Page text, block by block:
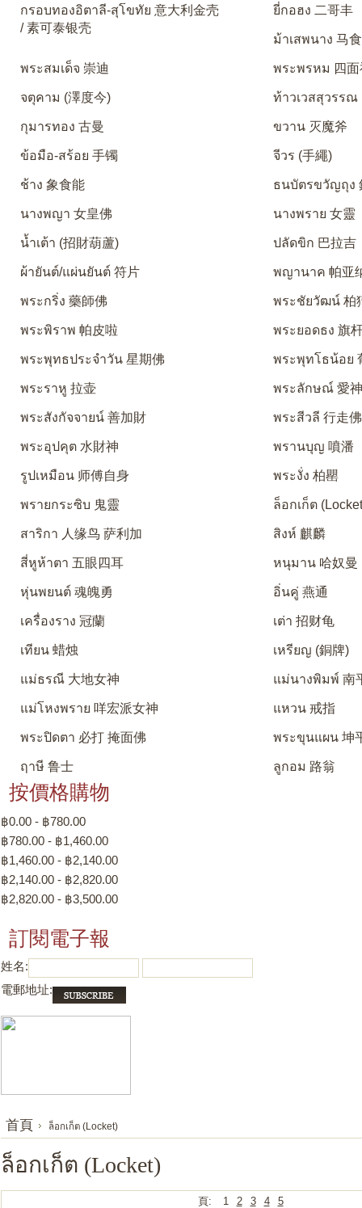
กรอบทองอิตาลี-สุโขทัย 意大利金壳
/ 素可泰银壳
ยี่กอฮง 二哥丰
ม้าเสพนาง 马
พระสมเด็จ 崇迪 พระพรหม 四面
จตุคาม (澤度今) ท้าวเวสสุวรรณ
กุมารทอง 古曼 ขวาน 灭魔斧
ข้อมือ-สร้อย 手镯 จีวร (手繩)
ช้าง 象食能 ธนบัตรขวัญถุง
นางพญา 女皇佛 นางพราย 女靈
น้ำเต้า (招財葫蘆) ปลัดขิก 巴拉吉
ผ้ายันต์/แผ่นยันต์ 符片 พญานาค 帕亚
พระกริ่ง 藥師佛 พระชัยวัฒน์ 柏
พระพิราพ 帕皮啦 พระยอดธง 旗
พระพุทธประจำวัน 星期佛 พระพุทโธน้อย
พระราหู 拉壶 พระลักษณ์ 愛
พระสังกัจจายน์ 善加財 พระสีวลี 行走佛
พระอุปคุต 水財神 พรานบุญ 噴潘
รูปเหมือน 师傅自身 พระงั่ง 柏罌
พรายกระซิบ 鬼靈 ล็อกเก็ต
สาริกา 人缘鸟 萨利加 สิงห์ 麒麟
สี่หูห้าตา 五眼四耳 หนุมาน 哈奴曼
หุ่นพยนต์ 魂魄勇 อิ่นคู่ 燕通
เครื่องราง 冠蘭 เต่า 招财龟
เทียน 蜡烛 เหรียญ (銅牌)
แม่ธรณี 大地女神 แม่นางพิมพ์ 南
แม่โหงพราย 咩宏派女神 แหวน 戒指
พระปิดตา 必打 掩面佛 พระขุนแผน 坤
ฤาษี 鲁士 ลูกอม 路翁
按價格購物
฿0.00 - ฿780.00
฿780.00 - ฿1,460.00
฿1,460.00 - ฿2,140.00
฿2,140.00 - ฿2,820.00
฿2,820.00 - ฿3,500.00
訂閱電子報
姓名:
電郵地址:
首頁 ล็อกเก็ต (Locket)
ล็อกเก็ต (Locket)
頁: 1 2 3 4 5